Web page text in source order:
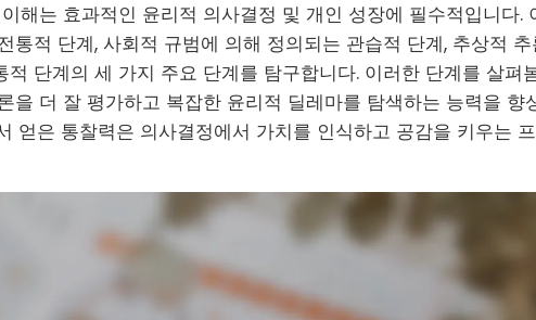
해는 효과적인 윤리적 의사결정 및 개인 성장에 필수적입니다.
통적 단계, 사회적 규범에 의해 정의되는 관습적 단계, 추상적
적 단계의 세 가지 주요 단계를 탐구합니다. 이러한 단계를 살펴
을 더 잘 평가하고 복잡한 윤리적 딜레마를 탐색하는 능력을 향
얻은 통찰력은 의사결정에서 가치를 인식하고 공감을 키우는